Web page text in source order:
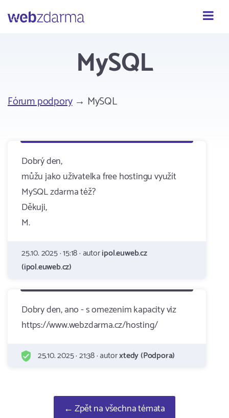
Webzdarma
MySQL
Fórum podpory→ MySQL
Dobrý den,
můžu jako uživatelka free hostingu využít
MySQL zdarma též?
Děkuji,
M.
25.10. 2025 · 15:18 · autoripol.euweb.cz
(ipol.euweb.cz)
Dobry den, ano - s omezenim kapacity viz
https://www.webzdarma.cz/hosting/
25.10. 2025 · 21:38 · autorxtedy (Podpora)
← Zpět na všechna témata